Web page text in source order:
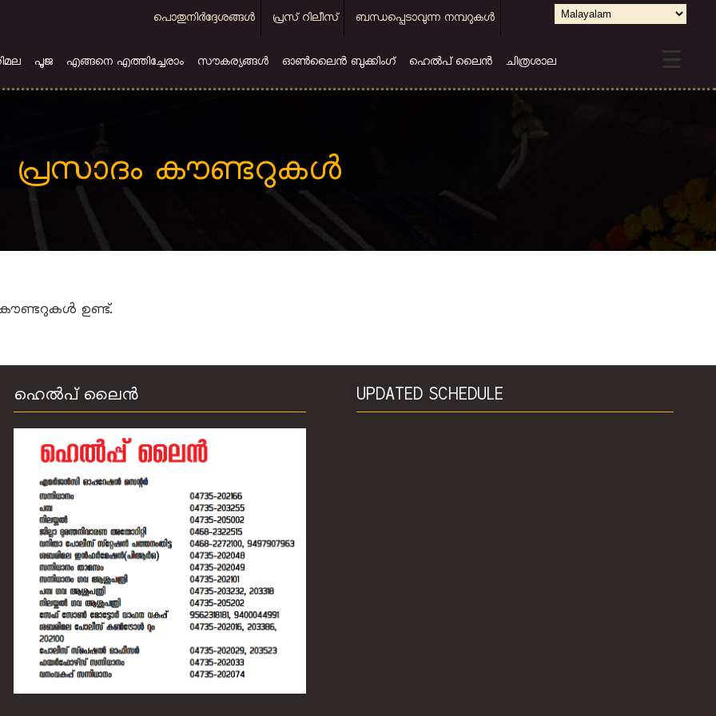
menu
പൊതുനിര്‍ദ്ദേശങ്ങള്‍ പ്രസ് റിലീസ് ബന്ധപ്പെടാവുന്ന നമ്പറുകള്‍
Select
language
പൂജ എങ്ങനെ എത്തിച്ചേരാം സൗകര്യങ്ങള്‍ ഓൺലൈൻ ബുക്കിംഗ് ഹെല്‍പ് ലൈന്‍ ചിത്രശാല ☰
പ്രസാദം കൗണ്ടറുകള്‍
ഉണ്ട്.
ഹെല്‍പ് ലൈന്‍ UPDATED SCHEDULE